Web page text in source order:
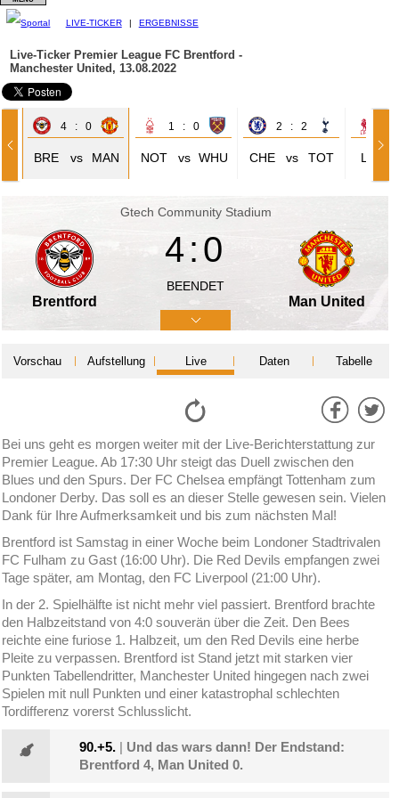
LIVE-TICKER | ERGEBNISSE
Live-Ticker Premier League FC Brentford -
Manchester United, 13.08.2022
4 : 0
BRE vs MAN
1 : 0
NOT vs WHU
2 : 2
CHE vs TOT LIV
Gtech Community Stadium
Brentford
4:0
BEENDET
Man United
Vorschau Aufstellung Live Daten Tabelle
Bei uns geht es morgen weiter mit der Live-Berichterstattung zur
Premier League. Ab 17:30 Uhr steigt das Duell zwischen den
Blues und den Spurs. Der FC Chelsea empfängt Tottenham zum
Londoner Derby. Das soll es an dieser Stelle gewesen sein. Vielen
Dank für Ihre Aufmerksamkeit und bis zum nächsten Mal!
Brentford ist Samstag in einer Woche beim Londoner Stadtrivalen
FC Fulham zu Gast (16:00 Uhr). Die Red Devils empfangen zwei
Tage später, am Montag, den FC Liverpool (21:00 Uhr).
In der 2. Spielhälfte ist nicht mehr viel passiert. Brentford brachte
den Halbzeitstand von 4:0 souverän über die Zeit. Den Bees
reichte eine furiose 1. Halbzeit, um den Red Devils eine herbe
Pleite zu verpassen. Brentford ist Stand jetzt mit starken vier
Punkten Tabellendritter, Manchester United hingegen nach zwei
Spielen mit null Punkten und einer katastrophal schlechten
Tordifferenz vorerst Schlusslicht.
90.+5. | Und das wars dann! Der Endstand:
Brentford 4, Man United 0.